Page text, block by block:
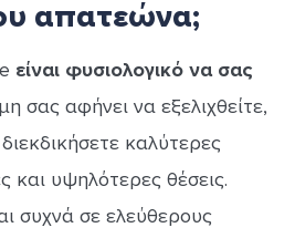
απατεώνα;
είναι φυσιολογικό να σας
σας αφήνει να εξελιχθείτε,
καλύτερες
και υψηλότερες θέσεις.
συχνά σε ελεύθερους